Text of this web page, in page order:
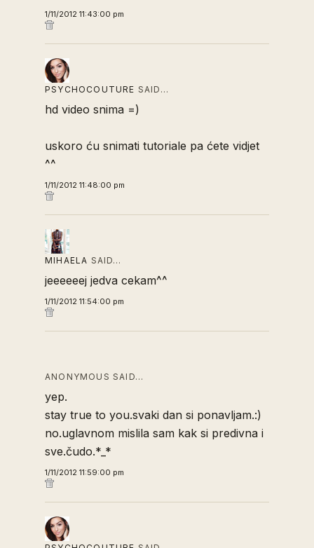
1/11/2012 11:43:00 pm
PSYCHOCOUTURE SAID…
hd video snima =)
uskoro ću snimati tutoriale pa ćete vidjet
^^
1/11/2012 11:48:00 pm
MIHAELA SAID…
jeeeeeej jedva cekam^^
1/11/2012 11:54:00 pm
ANONYMOUS SAID…
yep.
stay true to you.svaki dan si ponavljam.:)
no.uglavnom mislila sam kak si predivna i
sve.čudo.*_*
1/11/2012 11:59:00 pm